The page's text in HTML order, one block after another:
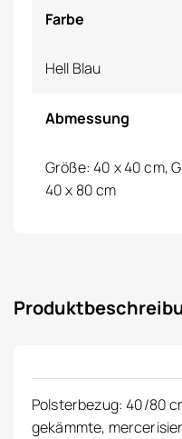
Farbe
Hell Blau
Abmessung
Größe: 40 x 40 cm,
40 x 80 cm
Polsterbezug: 40/80
gekämmte,